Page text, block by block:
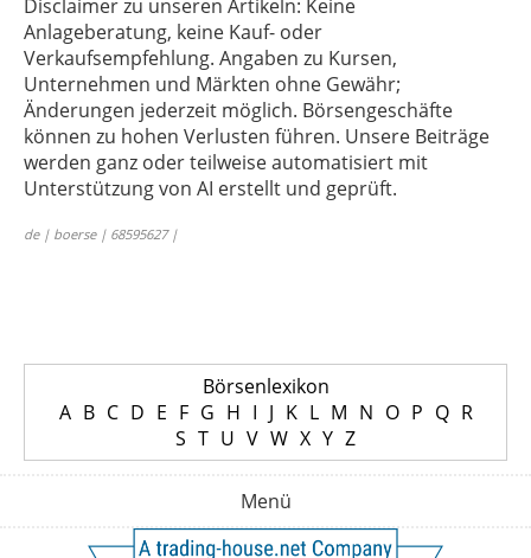
Disclaimer zu unseren Artikeln: Keine
Anlageberatung, keine Kauf- oder
Verkaufsempfehlung. Angaben zu Kursen,
Unternehmen und Märkten ohne Gewähr;
Änderungen jederzeit möglich. Börsengeschäfte
können zu hohen Verlusten führen. Unsere Beiträge
werden ganz oder teilweise automatisiert mit
Unterstützung von AI erstellt und geprüft.
de | boerse | 68595627 |
Börsenlexikon
A B C D E F G H I J K L M N O P Q R
S T U V W X Y Z
Menü